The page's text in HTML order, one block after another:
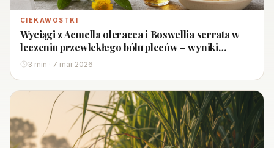
CIEKAWOSTKI
Wyciągi z Acmella oleracea i Boswellia serrata w
leczeniu przewlekłego bólu pleców – wyniki
badania obserwacyjnego
3 min · 7 mar 2026